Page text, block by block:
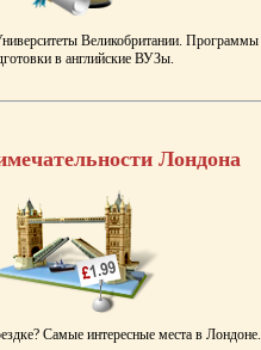
Великобритании. Программы
в английские ВУЗы.
Лондона
Самые интересные места в Лондоне.